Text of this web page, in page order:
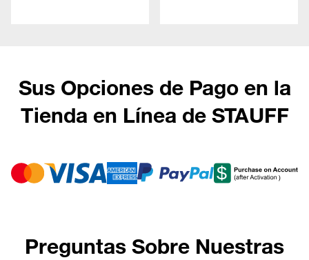
Sus Opciones de Pago en la
Tienda en Línea de STAUFF
Preguntas Sobre Nuestras